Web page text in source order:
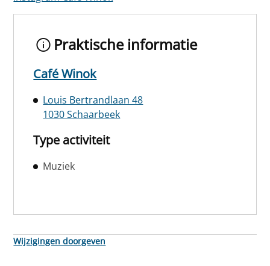
Praktische informatie
Café Winok
Louis Bertrandlaan 48
1030 Schaarbeek
Type activiteit
Muziek
Wijzigingen doorgeven